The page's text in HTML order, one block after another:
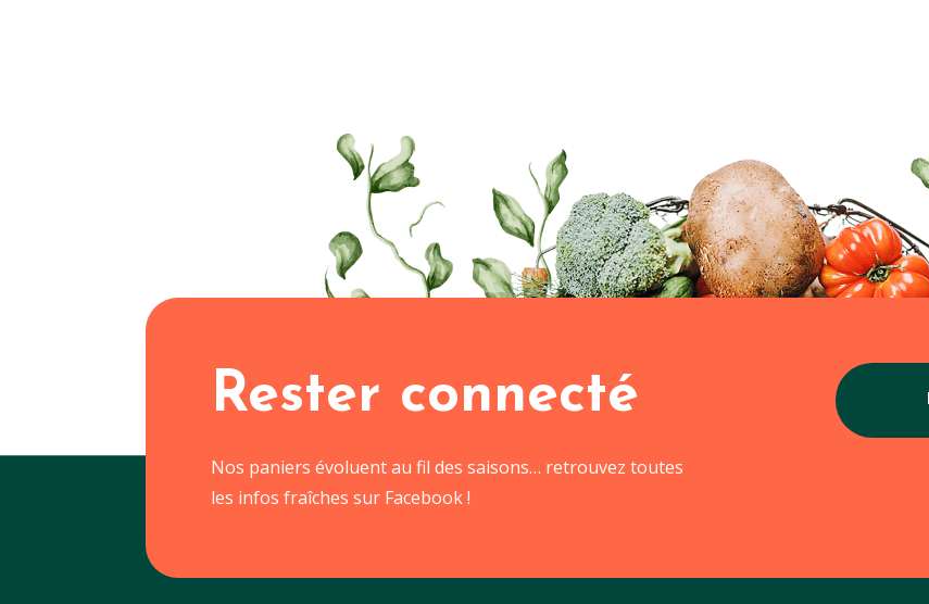
Rester connecté
Nos paniers évoluent au fil des saisons… retrouvez toutes
les infos fraîches sur Facebook !